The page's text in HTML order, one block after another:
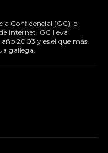
Confidencial (GC), el
internet. GC lleva
2003 y es el que más
gallega.